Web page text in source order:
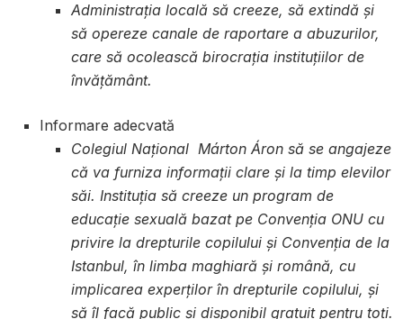
Administrația locală să creeze, să extindă și
să opereze canale de raportare a abuzurilor,
care să ocolească birocrația instituțiilor de
învățământ.
Informare adecvată
Colegiul Național Márton Áron să se angajeze
că va furniza informații clare și la timp elevilor
săi. Instituția să creeze un program de
educație sexuală bazat pe Convenția ONU cu
privire la drepturile copilului și Convenția de la
Istanbul, în limba maghiară și română, cu
implicarea experților în drepturile copilului, și
să îl facă public și disponibil gratuit pentru toți.